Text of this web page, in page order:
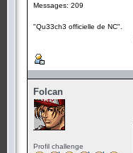
Messages: 209
"Qu33ch3 officielle de NC".
Folcan
Profil challenge